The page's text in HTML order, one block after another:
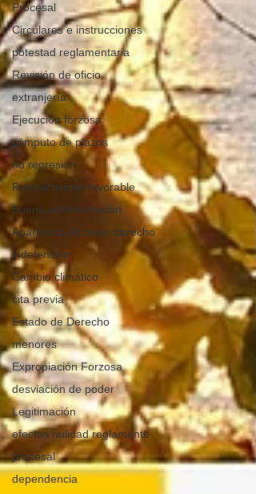
Procesal
Circulares e instrucciones
potestad reglamentaria
Revisión de oficio
extranjería
Ejecución forzosa
cómputo de plazos
no regresión
Retroactividad favorable
Buena administración
Apariencia de buen derecho
indefensión
Cambio climático
cita previa
Estado de Derecho
menores
Expropiación Forzosa
desviación de poder
Legitimación
efectos nulidad reglamento
procesal
dependencia